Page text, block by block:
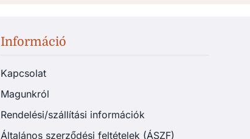
Információ
Kapcsolat
Magunkról
Rendelési/szállítási információk
Általános szerződési feltételek (ÁSZF)